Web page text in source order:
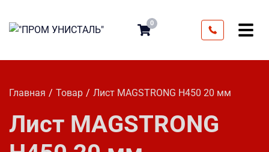
0
Главная Товар Лист MAGSTRONG H450 20 мм
Лист MAGSTRONG